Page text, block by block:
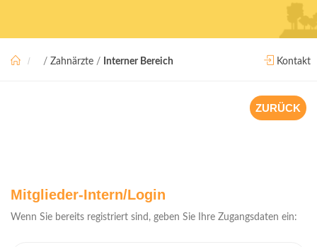
/ Zahnärzte / Interner Bereich Kontakt
ZURÜCK
Mitglieder-Intern/Login
Wenn Sie bereits registriert sind, geben Sie Ihre Zugangsdaten ein: